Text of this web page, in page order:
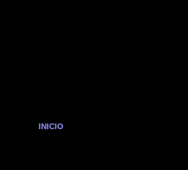
INICIO